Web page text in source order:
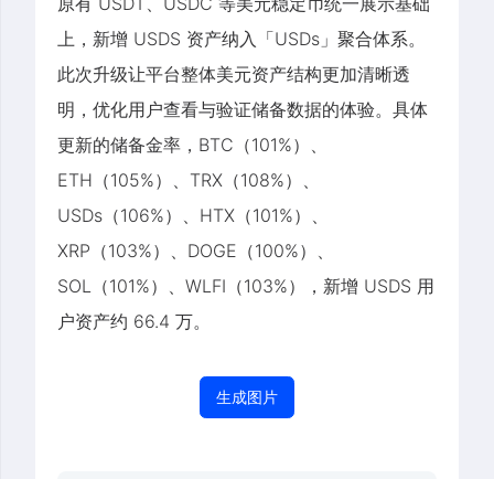
上，新增 USDS 资产纳入「USDs」聚合体系。
此次升级让平台整体美元资产结构更加清晰透
明，优化用户查看与验证储备数据的体验。具体
更新的储备金率，BTC（101%）、
ETH（105%）、TRX（108%）、
USDs（106%）、HTX（101%）、
XRP（103%）、DOGE（100%）、
SOL（101%）、WLFI（103%），新增 USDS 用
户资产约 66.4 万。
生成图片